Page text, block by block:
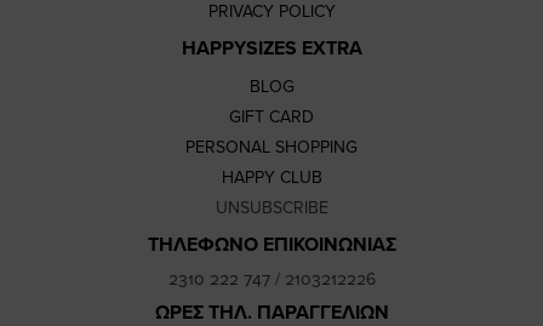
PRIVACY POLICY
HAPPYSIZES EXTRA
BLOG
GIFT CARD
PERSONAL SHOPPING
HAPPY CLUB
UNSUBSCRIBE
ΤΗΛΕΦΩΝΟ ΕΠΙΚΟΙΝΩΝΙΑΣ
2310 222 747/ 2103212226
ΩΡΕΣ ΤΗΛ. ΠΑΡΑΓΓΕΛΙΩΝ